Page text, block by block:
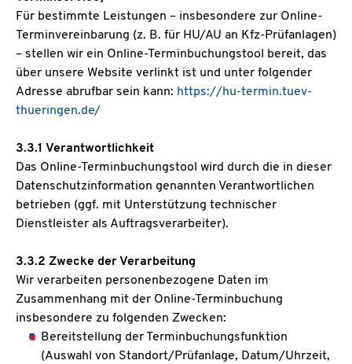
Für bestimmte Leistungen – insbesondere zur Online-
Terminvereinbarung (z. B. für HU/AU an Kfz-Prüfanlagen)
– stellen wir ein Online-Terminbuchungstool bereit, das
über unsere Website verlinkt ist und unter folgender
Adresse abrufbar sein kann: https://hu-termin.tuev-
thueringen.de/
3.3.1 Verantwortlichkeit
Das Online-Terminbuchungstool wird durch die in dieser
Datenschutzinformation genannten Verantwortlichen
betrieben (ggf. mit Unterstützung technischer
Dienstleister als Auftragsverarbeiter).
3.3.2 Zwecke der Verarbeitung
Wir verarbeiten personenbezogene Daten im
Zusammenhang mit der Online-Terminbuchung
insbesondere zu folgenden Zwecken:
Bereitstellung der Terminbuchungsfunktion
(Auswahl von Standort/Prüfanlage, Datum/Uhrzeit,